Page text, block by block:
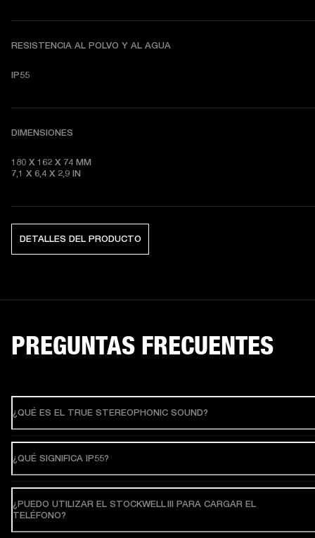
RESISTENCIA AL POLVO Y AL AGUA
IP55
DIMENSIONES
180 X 162 X 74
7,1 X 6,4 X 2,9 IN
DETALLES DEL PRODUCTO
PREGUNTAS FRECUENTES
¿QUÉ ES EL TRUE STEREOPHONIC SOUND?
¿QUÉ SIGNIFICA IP55?
¿PUEDO UTILIZAR EL STOCKWELL III PARA CARGAR EL
TELÉFONO?